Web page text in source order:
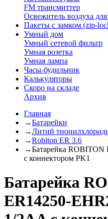
FM трансмиттер
Освежитель воздуха
Пакеты с замком (zip-
Умный дом
Умный сетевой фильтр
Умная розетка
Умная лампа
Часы-будильник
Калькуляторы
Скоро на складе
Архив
Главная
→Батарейки
→Литий
→Robiton ER 3.6
→Батарейка ROBITON
с коннектором PK1
Батарейка
ER14250-